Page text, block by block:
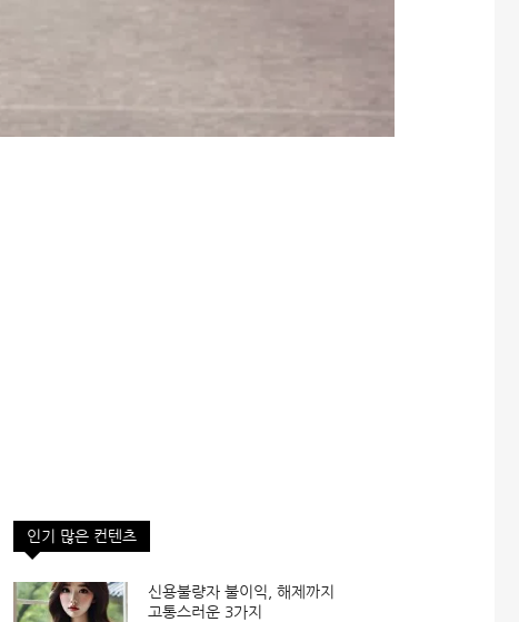
인기 많은 컨텐츠
신용불량자 불이익, 해제까지
고통스러운 3가지